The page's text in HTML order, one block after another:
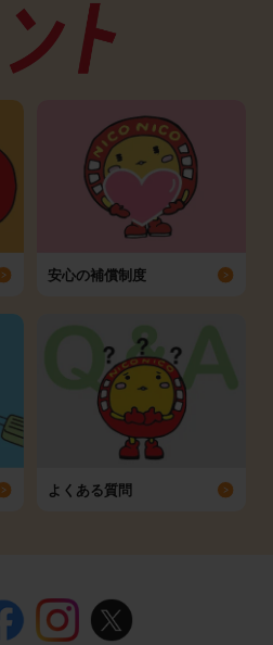
安心の補償制度
よくある質問